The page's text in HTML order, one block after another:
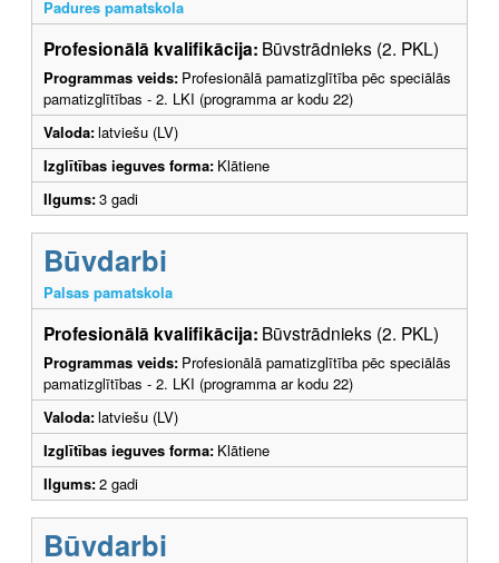
Padures pamatskola
Profesionālā kvalifikācija: Būvstrādnieks (2. PKL)
Programmas veids: Profesionālā pamatizglītība pēc speciālās
pamatizglītības - 2. LKI (programma ar kodu 22)
Valoda:latviešu (LV)
Izglītības ieguves forma: Klātiene
Ilgums:3 gadi
Būvdarbi
Palsas pamatskola
Profesionālā kvalifikācija: Būvstrādnieks (2. PKL)
Programmas veids: Profesionālā pamatizglītība pēc speciālās
pamatizglītības - 2. LKI (programma ar kodu 22)
Valoda:latviešu (LV)
Izglītības ieguves forma: Klātiene
Ilgums:2 gadi
Būvdarbi